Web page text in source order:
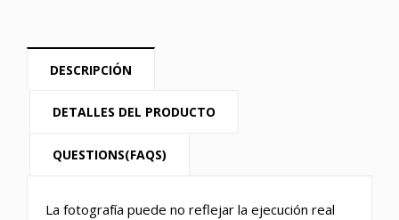
DESCRIPCIÓN
DETALLES DEL PRODUCTO
QUESTIONS(FAQS)
La fotografía puede no reflejar la ejecución real